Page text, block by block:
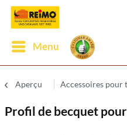
Menu
Aperçu Accessoires pour
Profil de becquet